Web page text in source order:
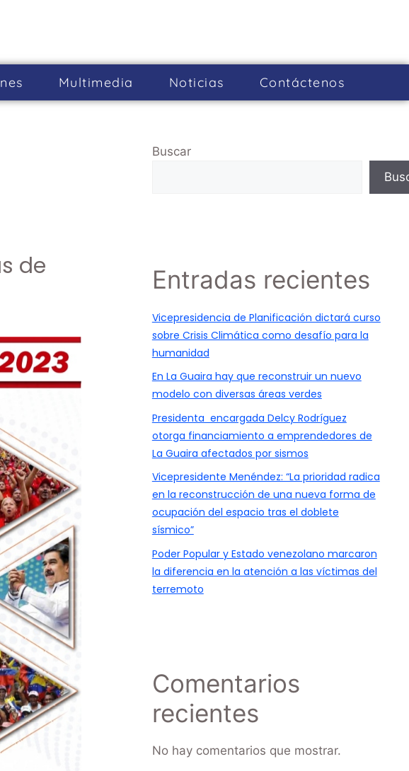
Multimedia Noticias Cont­áctenos
de
Buscar
Entradas recientes
Vicepresidencia de Planificación dictará curso
sobre Crisis Climática como desafío para la
humanidad
En La Guaira hay que reconstruir un nuevo
modelo con diversas áreas verdes
Presidenta encargada Delcy Rodríguez
otorga financiamiento a emprendedores de
La Guaira afectados por sismos
Vicepresidente Menéndez: “La prioridad radica
en la reconstrucción de una nueva forma de
ocupación del espacio tras el doblete
sísmico”
Poder Popular y Estado venezolano marcaron
la diferencia en la atención a las víctimas del
terremoto
Comentarios
recientes
No hay comentarios que mostrar.